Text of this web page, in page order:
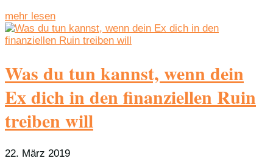
mehr lesen
Was du tun kannst, wenn dein
Ex dich in den finanziellen Ruin
treiben will
22. März 2019